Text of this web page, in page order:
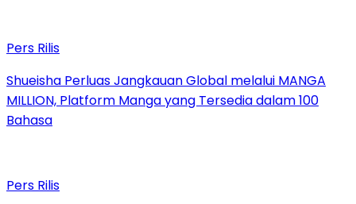
Pers Rilis
Shueisha Perluas Jangkauan Global melalui MANGA
MILLION, Platform Manga yang Tersedia dalam 100
Bahasa
Pers Rilis